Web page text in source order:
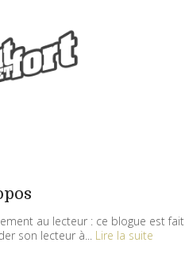
au lecteur : ce blogue est fait
son lecteur à... Lire la suite